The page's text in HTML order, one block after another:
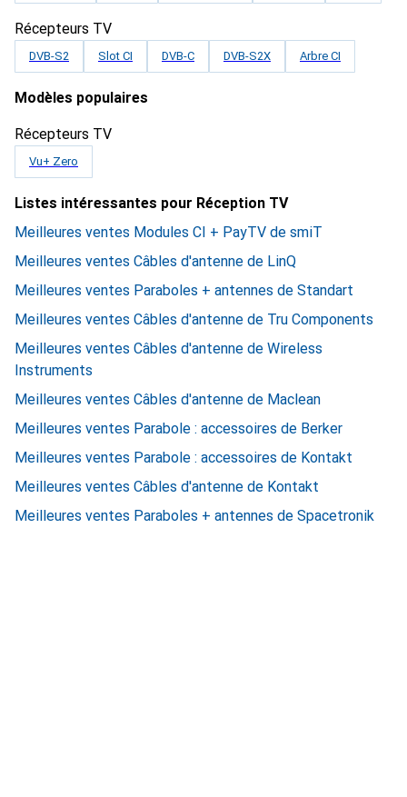
Récepteurs TV
DVB-S2 Slot CI DVB-C DVB-S2X Arbre CI
Modèles populaires
Récepteurs TV
Vu+ Zero
Listes intéressantes pour Réception TV
Meilleures ventes Modules CI + PayTV de smiT
Meilleures ventes Câbles d'antenne de LinQ
Meilleures ventes Paraboles + antennes de Standart
Meilleures ventes Câbles d'antenne de Tru Components
Meilleures ventes Câbles d'antenne de Wireless
Instruments
Meilleures ventes Câbles d'antenne de Maclean
Meilleures ventes Parabole : accessoires de Berker
Meilleures ventes Parabole : accessoires de Kontakt
Meilleures ventes Câbles d'antenne de Kontakt
Meilleures ventes Paraboles + antennes de Spacetronik